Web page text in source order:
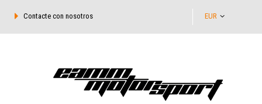
EUR
Contacte con nosotros